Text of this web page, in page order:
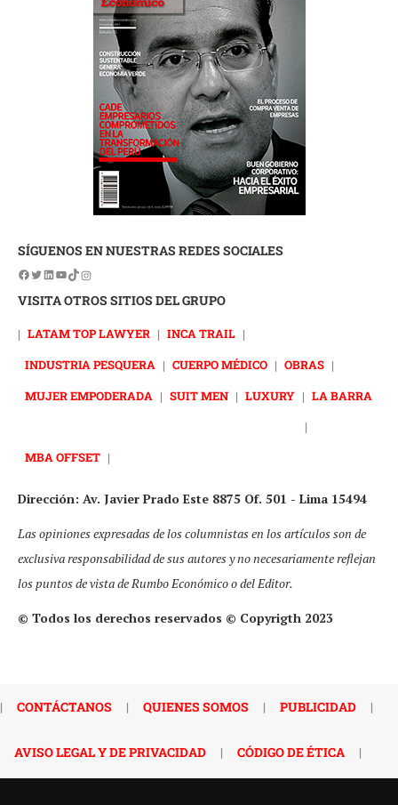
SÍGUENOS EN NUESTRAS REDES SOCIALES
VISITA OTROS SITIOS DEL GRUPO
| LATAM TOP LAWYER | INCA TRAIL |
INDUSTRIA PESQUERA | CUERPO MÉDICO | OBRAS |
MUJER EMPODERADA | SUIT MEN | LUXURY | LA BARRA
|
MBA OFFSET |
Dirección: Av. Javier Prado Este 8875 Of. 501 - Lima 15494
Las opiniones expresadas de los columnistas en los artículos son de
exclusiva responsabilidad de sus autores y no necesariamente reflejan
los puntos de vista de Rumbo Económico o del Editor.
© Todos los derechos reservados © Copyrigth 2023
| CONTÁCTANOS | QUIENES SOMOS | PUBLICIDAD |
AVISO LEGAL Y DE PRIVACIDAD | CÓDIGO DE ÉTICA |